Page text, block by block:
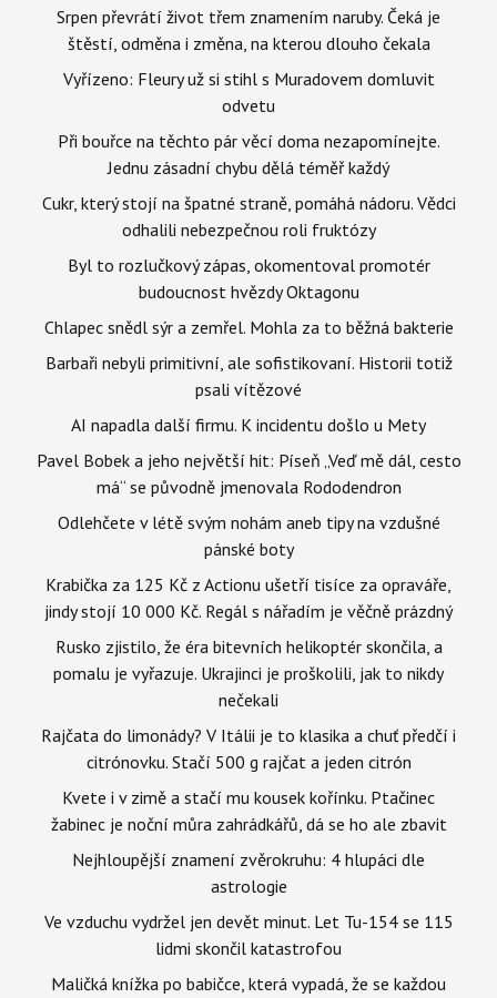
Srpen převrátí život třem znamením naruby. Čeká je
štěstí, odměna i změna, na kterou dlouho čekala
Vyřízeno: Fleury už si stihl s Muradovem domluvit
odvetu
Při bouřce na těchto pár věcí doma nezapomínejte.
Jednu zásadní chybu dělá téměř každý
Cukr, který stojí na špatné straně, pomáhá nádoru. Vědci
odhalili nebezpečnou roli fruktózy
Byl to rozlučkový zápas, okomentoval promotér
budoucnost hvězdy Oktagonu
Chlapec snědl sýr a zemřel. Mohla za to běžná bakterie
Barbaři nebyli primitivní, ale sofistikovaní. Historii totiž
psali vítězové
AI napadla další firmu. K incidentu došlo u Mety
Pavel Bobek a jeho největší hit: Píseň „Veď mě dál, cesto
má“ se původně jmenovala Rododendron
Odlehčete v létě svým nohám aneb tipy na vzdušné
pánské boty
Krabička za 125 Kč z Actionu ušetří tisíce za opraváře,
jindy stojí 10 000 Kč. Regál s nářadím je věčně prázdný
Rusko zjistilo, že éra bitevních helikoptér skončila, a
pomalu je vyřazuje. Ukrajinci je proškolili, jak to nikdy
nečekali
Rajčata do limonády? V Itálii je to klasika a chuť předčí i
citrónovku. Stačí 500 g rajčat a jeden citrón
Kvete i v zimě a stačí mu kousek kořínku. Ptačinec
žabinec je noční můra zahrádkářů, dá se ho ale zbavit
Nejhloupější znamení zvěrokruhu: 4 hlupáci dle
astrologie
Ve vzduchu vydržel jen devět minut. Let Tu-154 se 115
lidmi skončil katastrofou
Maličká knížka po babičce, která vypadá, že se každou